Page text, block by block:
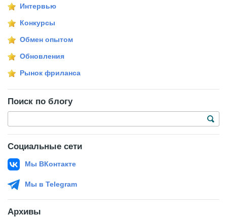
Интервью
Конкурсы
Обмен опытом
Обновления
Рынок фриланса
Поиск по блогу
Социальные сети
Мы ВКонтакте
Мы в Telegram
Архивы